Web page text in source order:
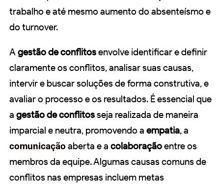
trabalho e até mesmo aumento do absenteísmo e
do turnover.
Agestão de conflitosenvolve identificar e definir
claramente os conflitos, analisar suas causas,
intervir e buscar soluções de forma construtiva, e
avaliar o processo e os resultados. É essencial que
a gestão de conflitosseja realizada de maneira
imparcial e neutra, promovendo a empatia, a
comunicação aberta e a colaboraçãoentre os
membros da equipe. Algumas causas comuns de
conflitos nas empresas incluem metas